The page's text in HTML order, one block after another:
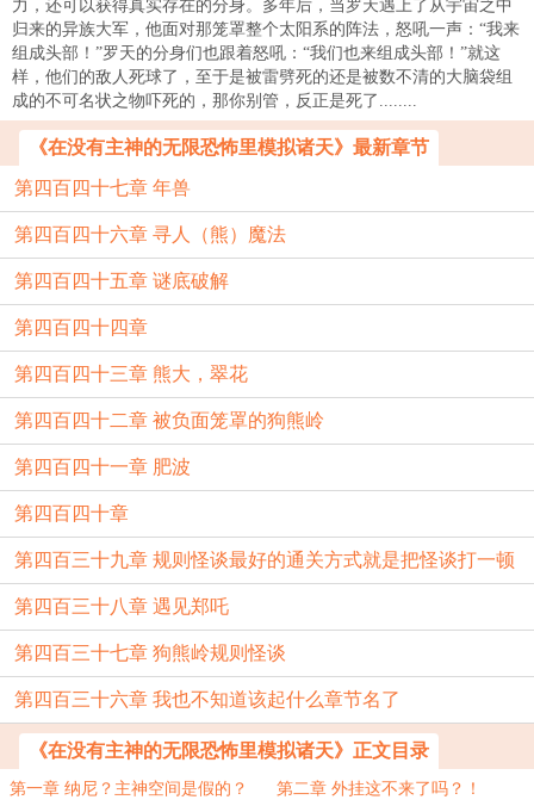
力，还可以获得真实存在的分身。多年后，当罗天遇上了从宇宙之中
归来的异族大军，他面对那笼罩整个太阳系的阵法，怒吼一声：“我来
组成头部！”罗天的分身们也跟着怒吼：“我们也来组成头部！”就这
样，他们的敌人死球了，至于是被雷劈死的还是被数不清的大脑袋组
成的不可名状之物吓死的，那你别管，反正是死了........
《在没有主神的无限恐怖里模拟诸天》最新章节
第四百四十七章 年兽
第四百四十六章 寻人（熊）魔法
第四百四十五章 谜底破解
第四百四十四章
第四百四十三章 熊大，翠花
第四百四十二章 被负面笼罩的狗熊岭
第四百四十一章 肥波
第四百四十章
第四百三十九章 规则怪谈最好的通关方式就是把怪谈打一顿
第四百三十八章 遇见郑吒
第四百三十七章 狗熊岭规则怪谈
第四百三十六章 我也不知道该起什么章节名了
《在没有主神的无限恐怖里模拟诸天》正文目录
第一章 纳尼？主神空间是假的？ 第二章 外挂这不来了吗？！